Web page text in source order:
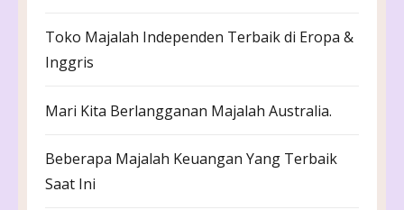
Toko Majalah Independen Terbaik di Eropa &
Inggris
Mari Kita Berlangganan Majalah Australia.
Beberapa Majalah Keuangan Yang Terbaik
Saat Ini